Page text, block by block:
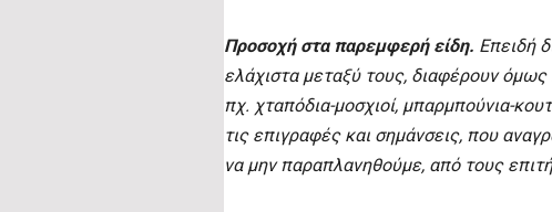
Προσοχή στα παρεμφερή είδη. Επειδή
ελάχιστα μεταξύ τους, διαφέρουν
πχ. χταπόδια-μοσχιοί, μπαρμπούνια-
τις επιγραφές και σημάνσεις, που
να μην παραπλανηθούμε, από τους